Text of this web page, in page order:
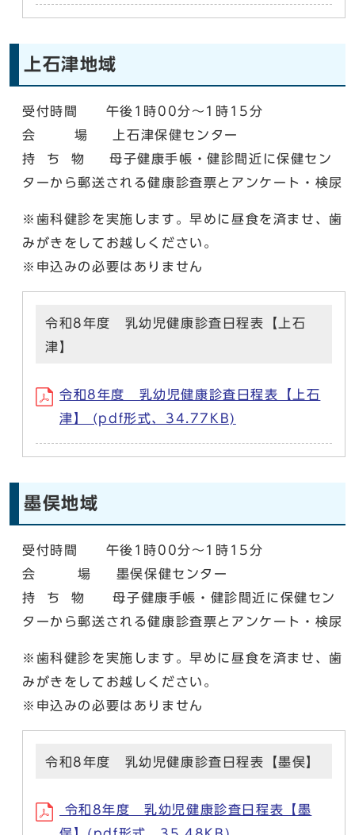
上石津地域
受付時間 午後1時00分～1時15分
会 場 上石津保健センター
持 ち 物 母子健康手帳・健診間近に保健セン
ターから郵送される健康診査票とアンケート・検尿
※歯科健診を実施します。早めに昼食を済ませ、歯
みがきをしてお越しください。
※申込みの必要はありません
令和8年度 乳幼児健康診査日程表【上石
津】
令和8年度 乳幼児健康診査日程表【上石
津】 (pdf形式、34.77KB)
墨俣地域
受付時間 午後1時00分～1時15分
会 場 墨俣保健センター
持 ち 物 母子健康手帳・健診間近に保健セン
ターから郵送される健康診査票とアンケート・検尿
※歯科健診を実施します。早めに昼食を済ませ、歯
みがきをしてお越しください。
※申込みの必要はありません
令和8年度 乳幼児健康診査日程表【墨俣】
令和8年度 乳幼児健康診査日程表【墨